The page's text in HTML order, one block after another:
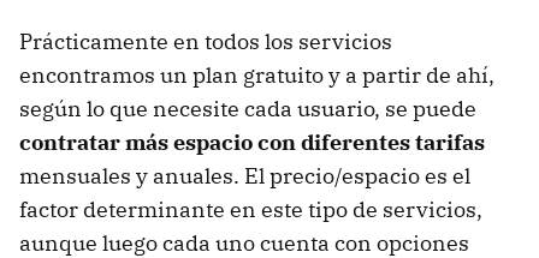
Prácticamente en todos los servicios
encontramos un plan gratuito y a partir de ahí,
según lo que necesite cada usuario, se puede
contratar más espacio con diferentes tarifas
mensuales y anuales. El precio/espacio es el
factor determinante en este tipo de servicios,
aunque luego cada uno cuenta con opciones